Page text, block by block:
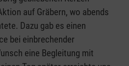
auf Gräbern, wo abends
Dazu gab es einen
bei einbrechender
eine Begleitung mit